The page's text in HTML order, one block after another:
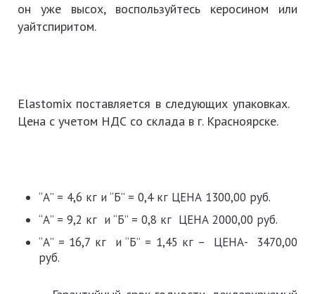
он уже высох, воспользуйтесь керосином или
уайтспиритом.
Elastomix поставляется в следующих упаковках.
Цена с учетом НДС со склада в г. Красноярске.
“А” = 4,6 кг и “Б” = 0,4 кг ЦЕНА 1300,00 руб.
“А” = 9,2 кг и “Б” = 0,8 кг ЦЕНА 2000,00 руб.
“А” = 16,7 кг и “Б” = 1,45 кг – ЦЕНА- 3470,00
руб.